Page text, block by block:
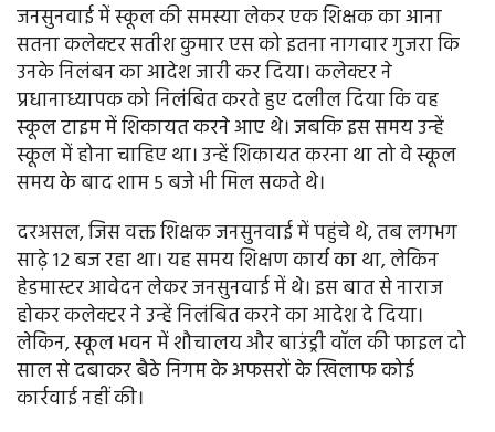
जनसुनवाई में स्कूल की समस्या लेकर एक शिक्षक का आना
सतना कलेक्टर सतीश कुमार एस को इतना नागवार गुजरा कि
उनके निलंबन का आदेश जारी कर दिया। कलेक्टर ने
प्रधानाध्यापक को निलंबित करते हुए दलील दिया कि वह
स्कूल टाइम में शिकायत करने आए थे। जबकि इस समय उन्हें
स्कूल में होना चाहिए था। उन्हें शिकायत करना था तो वे स्कूल
समय के बाद शाम 5 बजे भी मिल सकते थे।
दरअसल, जिस वक्त शिक्षक जनसुनवाई में पहुंचे थे, तब लगभग
साढ़े 12 बज रहा था। यह समय शिक्षण कार्य का था, लेकिन
हेडमास्टर आवेदन लेकर जनसुनवाई में थे। इस बात से नाराज
होकर कलेक्टर ने उन्हें निलंबित करने का आदेश दे दिया।
लेकिन, स्कूल भवन में शौचालय और बाउंड्री वॉल की फाइल दो
साल से दबाकर बैठे निगम के अफसरों के खिलाफ कोई
कार्रवाई नहीं की।